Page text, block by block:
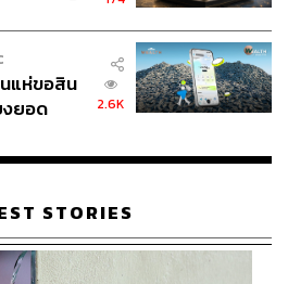
คุณสะดวกหรือใช้งานอยู่แล้วได้เลย
แห่ขอสิน
งยอด
2.6K
STORIES